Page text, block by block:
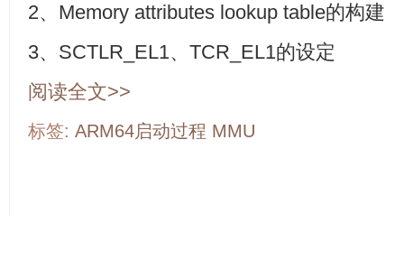
2、Memory attributes lookup table的构建
3、SCTLR_EL1、TCR_EL1的设定
阅读全文>>
标签: ARM64启动过程 MMU